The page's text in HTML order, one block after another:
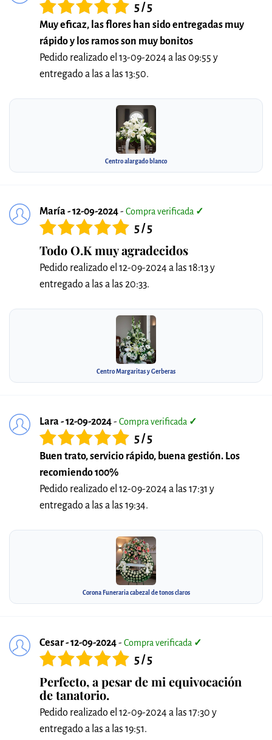
5 / 5
Muy eficaz, las flores han sido entregadas muy
rápido y los ramos son muy bonitos
Pedido realizado el 13-09-2024 a las 09:55 y
entregado a las a las 13:50.
Centro alargado blanco
María - 12-09-2024- Compra verificada ✓
5 / 5
Todo O.K muy agradecidos
Pedido realizado el 12-09-2024 a las 18:13 y
entregado a las a las 20:33.
Centro Margaritas y Gerberas
Lara - 12-09-2024- Compra verificada ✓
5 / 5
Buen trato, servicio rápido, buena gestión. Los
recomiendo 100%
Pedido realizado el 12-09-2024 a las 17:31 y
entregado a las a las 19:34.
Corona Funeraria cabezal de tonos claros
Cesar - 12-09-2024- Compra verificada ✓
5 / 5
Perfecto, a pesar de mi equivocación
de tanatorio.
Pedido realizado el 12-09-2024 a las 17:30 y
entregado a las a las 19:51.